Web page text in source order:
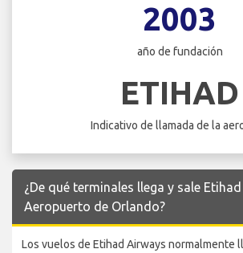
2003
año de fundación
ETIHAD
Indicativo de llamada de la
¿De qué terminales llega y sale
Aeropuerto de Orlando?
Los vuelos de Etihad Airways normalmente